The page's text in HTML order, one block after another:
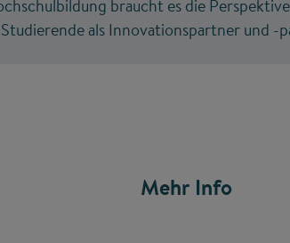
braucht es die
als Innovationspartner und -
Mehr Info